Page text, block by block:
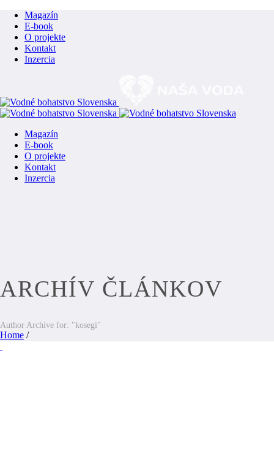
Magazín
E-book
O projekte
Kontakt
Inzercia
Magazín
E-book
O projekte
Kontakt
Inzercia
ARCHÍV ČLÁNKOV
Author Archive for: "kosegi"
Home /